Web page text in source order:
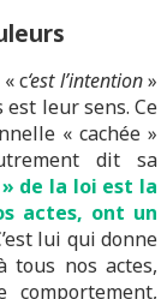
c‘est l’intention»
est leur sens. Ce
« cachée »
dit sa
de la loi est la
actes, ont un
lui qui donne
tous nos actes,